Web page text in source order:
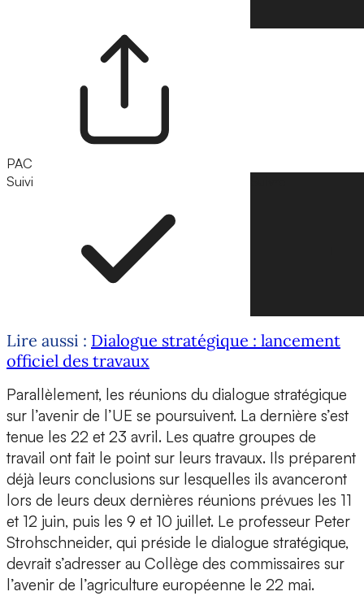
PAC
Suivi
Lire aussi : Dialogue stratégique : lancement
officiel des travaux
Parallèlement, les réunions du dialogue stratégique
sur l’avenir de l’UE se poursuivent. La dernière s’est
tenue les 22 et 23 avril. Les quatre groupes de
travail ont fait le point sur leurs travaux. Ils préparent
déjà leurs conclusions sur lesquelles ils avanceront
lors de leurs deux dernières réunions prévues les 11
et 12 juin, puis les 9 et 10 juillet. Le professeur Peter
Strohschneider, qui préside le dialogue stratégique,
devrait s’adresser au Collège des commissaires sur
l’avenir de l’agriculture européenne le 22 mai.